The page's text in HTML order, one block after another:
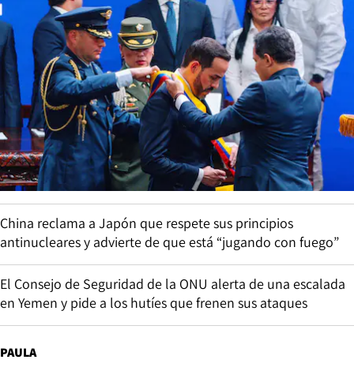
China reclama a Japón que respete sus principios
antinucleares y advierte de que está “jugando con fuego”
El Consejo de Seguridad de la ONU alerta de una escalada
en Yemen y pide a los hutíes que frenen sus ataques
PAULA